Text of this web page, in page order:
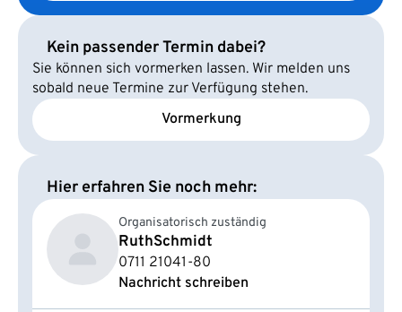
Kein passender Termin dabei?
Sie können sich vormerken lassen. Wir melden uns
sobald neue Termine zur Verfügung stehen.
Vormerkung
Hier erfahren Sie noch mehr:
Organisatorisch zuständig
RuthSchmidt
0711 21041-80
Nachricht schreiben